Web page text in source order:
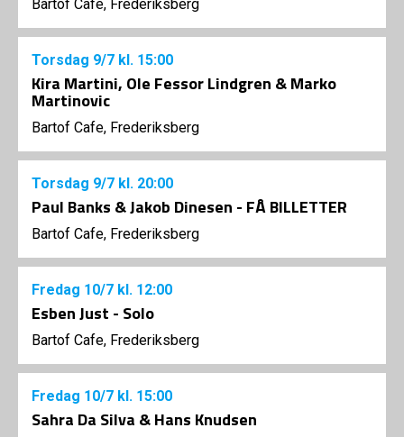
Bartof Cafe, Frederiksberg
Torsdag 9/7 kl. 15:00
Kira Martini, Ole Fessor Lindgren & Marko
Martinovic
Bartof Cafe, Frederiksberg
Torsdag 9/7 kl. 20:00
Paul Banks & Jakob Dinesen - FÅ BILLETTER
Bartof Cafe, Frederiksberg
Fredag 10/7 kl. 12:00
Esben Just - Solo
Bartof Cafe, Frederiksberg
Fredag 10/7 kl. 15:00
Sahra Da Silva & Hans Knudsen